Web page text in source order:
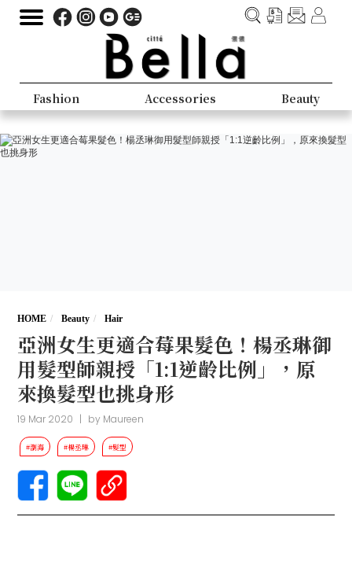
Fashion Accessories Beauty
HOME Beauty Hair
亞洲女生更適合莓果髮色！楊丞琳御
用髮型師親授「1:1逆齡比例」，原
來換髮型也挑身形
19 Mar 2020 | by Maureen
#瀏海 #楊丞琳 #髮型